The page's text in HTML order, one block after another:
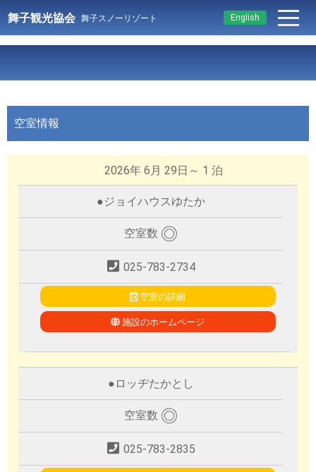
English
舞子観光協会 舞子スノーリゾート
空室情報
2026年 6月 29日～ 1 泊
●ジョイハウスゆたか
空室数 ◎
025-783-2734
空室の詳細
施設のホームページ
● ロッヂたかとし
空室数 ◎
025-783-2835